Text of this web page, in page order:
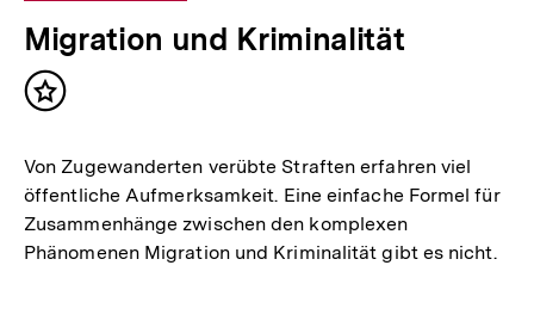
Migration und Kriminalität
Inhalt
Von Zugewanderten verübte Straften erfahren viel
öffentliche Aufmerksamkeit. Eine einfache Formel für
Zusammenhänge zwischen den komplexen
Phänomenen Migration und Kriminalität gibt es nicht.